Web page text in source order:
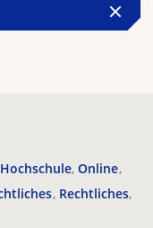
Hochschule Online
Rechtliches